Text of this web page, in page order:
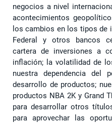
negocios a nivel
acontecimientos
los cambios en los tipos de
Federal y otros bancos
cartera de inversiones a
inflación; la volatilidad de
nuestra dependencia del
desarrollo de productos;
productos NBA 2K y Grand
para desarrollar otros
para aprovechar las